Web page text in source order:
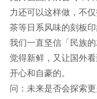
力还可以这样做，不
茶等日系风味的刻板
我们一直坚信「民族
觉得新鲜，又让国外
开心和自豪的。
问：未来是否会探索